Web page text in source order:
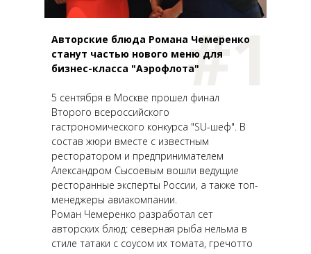
#1
Авторские блюда Романа Чемеренко
станут частью нового меню для
бизнес-класса "Аэрофлота"
5 сентября в Москве прошел финал
Второго всероссийского
гастрономического конкурса "SU-шеф". В
состав жюри вместе с известным
ресторатором и предпринимателем
Александром Сысоевым вошли ведущие
ресторанные эксперты России, а также топ-
менеджеры авиакомпании.
Роман Чемеренко разработал сет
авторских блюд: северная рыба нельма в
стиле татаки с соусом их томата, гречотто